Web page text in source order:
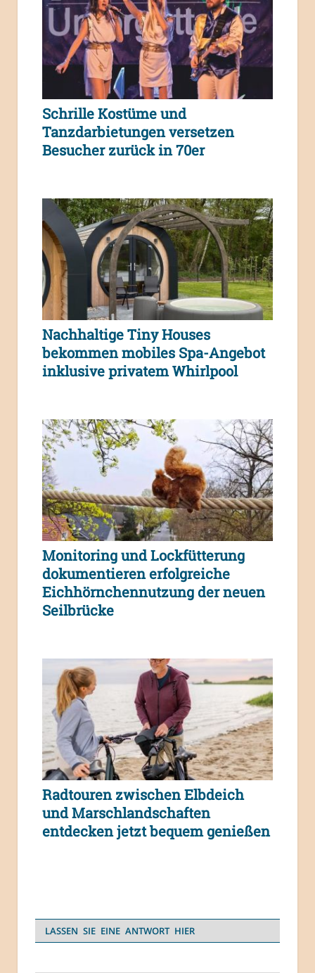
Schrille Kostüme und
Tanzdarbietungen versetzen
Besucher zurück in 70er
Nachhaltige Tiny Houses
bekommen mobiles Spa-Angebot
inklusive privatem Whirlpool
Monitoring und Lockfütterung
dokumentieren erfolgreiche
Eichhörnchennutzung der neuen
Seilbrücke
Radtouren zwischen Elbdeich
und Marschlandschaften
entdecken jetzt bequem genießen
LASSEN SIE EINE ANTWORT HIER